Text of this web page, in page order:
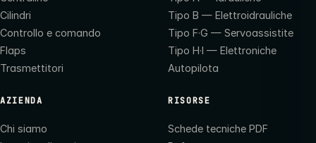
Cilindri
Controllo e comando
Flaps
Trasmettitori
Tipo B — Elettroidrauliche
Tipo F·G — Servoassistite
Tipo H·I — Elettroniche
Autopilota
AZIENDA
Chi siamo
RISORSE
Schede tecniche PDF